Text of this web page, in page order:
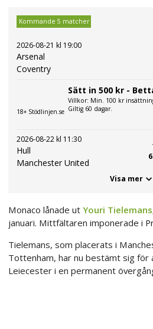
Kommande 5 matcher
2026-08-21 kl 19:00
Arsenal
Coventry
18+ Stödlinjen.se
Sätt in 500 kr -
Villkor: Min. 100 kr
Giltig 60 dagar.
2026-08-22 kl 11:30
Hull
Manchester United
Visa mer
Monaco lånade ut Youri Tielemans
januari. Mittfältaren imponerade i
Tielemans, som placerats i
Tottenham, har nu bestämt sig för
Leiecester i en permanent